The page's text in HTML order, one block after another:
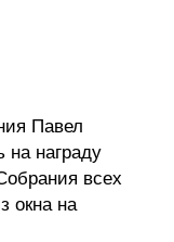
Павел
на награду
всех
окна на